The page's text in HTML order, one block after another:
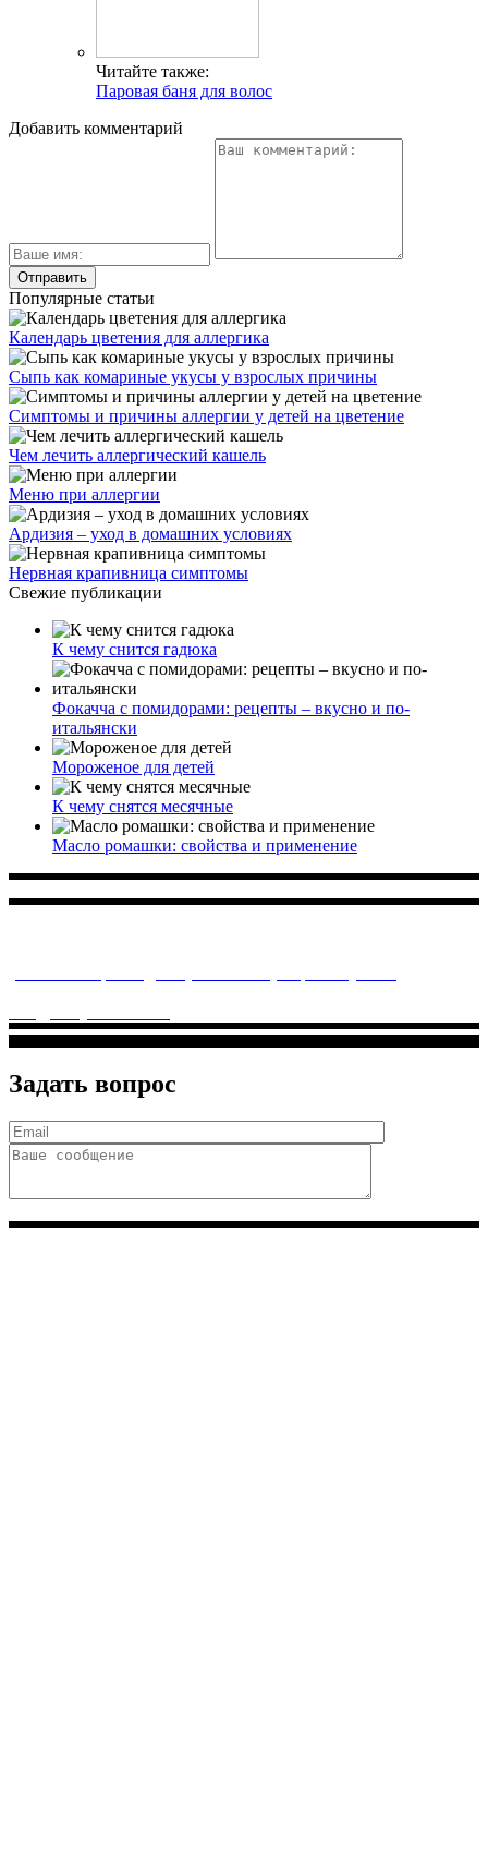
Читайте также:
Паровая баня для волос
Добавить комментарий
Популярные статьи
Календарь цветения для аллергика
Сыпь как комариные укусы у взрослых причины
Симптомы и причины аллергии у детей на цветение
Чем лечить аллергический кашель
Меню при аллергии
Ардизия – уход в домашних условиях
Нервная крапивница симптомы
Свежие публикации
К чему снится гадюка
Фокачча с помидорами: рецепты – вкусно и по-
итальянски
Мороженое для детей
К чему снятся месячные
Масло ромашки: свойства и применение
Задать вопрос